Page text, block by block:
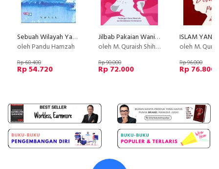
Sebuah Wilayah Yang Tidak Ada Di Google Earth
oleh Pandu Hamzah
Rp 68.400
Rp 54.720
Jilbab Pakaian Wanita Muslimah - Edisi Terbaru
oleh M. Quraish Shihab
Rp 90.000
Rp 72.000
oleh M.
Rp 96.000
Rp 76.800